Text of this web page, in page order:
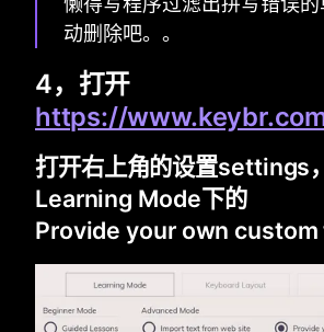
动删除吧。。
4，打开
https://
打开右上角的设置settings
Learning Mode下的
Provide your own